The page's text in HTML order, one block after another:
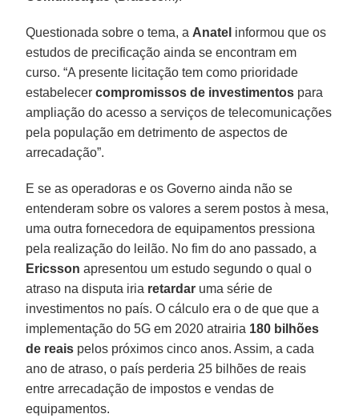
Questionada sobre o tema, a Anatel informou que os
estudos de precificação ainda se encontram em
curso. “A presente licitação tem como prioridade
estabelecercompromissos de investimentos para
ampliação do acesso a serviços de telecomunicações
pela população em detrimento de aspectos de
arrecadação”.
E se as operadoras e os Governo ainda não se
entenderam sobre os valores a serem postos à mesa,
uma outra fornecedora de equipamentos pressiona
pela realização do leilão. No fim do ano passado, a
Ericsson apresentou um estudo segundo o qual o
atraso na disputa iria retardar uma série de
investimentos no país. O cálculo era o de que que a
implementação do 5G em 2020 atrairia 180 bilhões
de reais pelos próximos cinco anos. Assim, a cada
ano de atraso, o país perderia 25 bilhões de reais
entre arrecadação de impostos e vendas de
equipamentos.